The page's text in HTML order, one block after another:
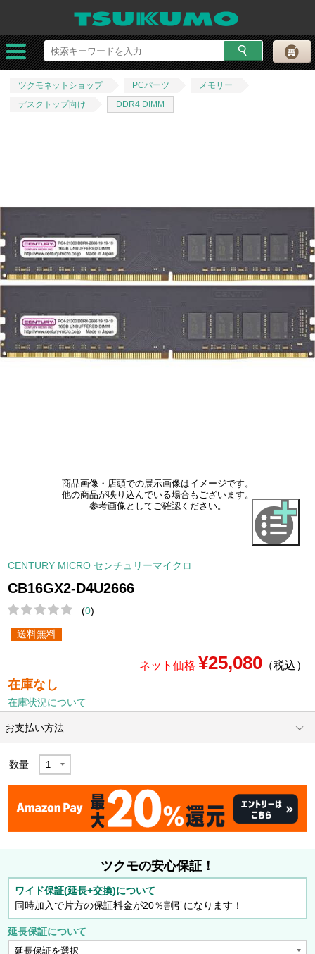
ツクモネットショップ PCパーツ
メモリー
デスクトップ向け
DDR4 DIMM
商品画像・店頭での展示画像はイメージです。
他の商品が映り込んでいる場合もございます。
参考画像としてご確認ください。
CENTURY MICRO センチュリーマイクロ
CB16GX2-D4U2666
(0)
送料無料
ネット価格 ¥25,080（税込）
在庫なし
在庫状況について
お支払い方法
数量
ツクモの安心保証！
ワイド保証(延長+交換)について
同時加入で片方の保証料金が20％割引になります！
延長保証について